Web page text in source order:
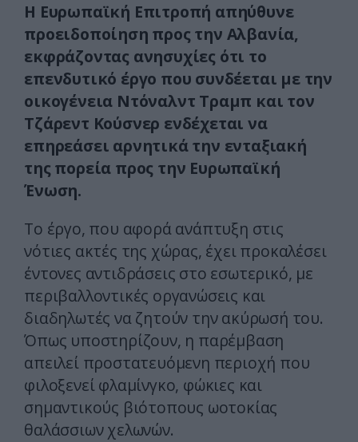
Η Ευρωπαϊκή Επιτροπή απηύθυνε
προειδοποίηση προς την Αλβανία,
εκφράζοντας ανησυχίες ότι το
επενδυτικό έργο που συνδέεται με την
οικογένεια Ντόναλντ Τραμπ και τον
Τζάρεντ Κούσνερ ενδέχεται να
επηρεάσει αρνητικά την ενταξιακή
της πορεία προς την Ευρωπαϊκή
Ένωση.
Το έργο, που αφορά ανάπτυξη στις
νότιες ακτές της χώρας, έχει προκαλέσει
έντονες αντιδράσεις στο εσωτερικό, με
περιβαλλοντικές οργανώσεις και
διαδηλωτές να ζητούν την ακύρωσή του.
Όπως υποστηρίζουν, η παρέμβαση
απειλεί προστατευόμενη περιοχή που
φιλοξενεί φλαμίνγκο, φώκιες και
σημαντικούς βιότοπους ωοτοκίας
θαλάσσιων χελωνών.